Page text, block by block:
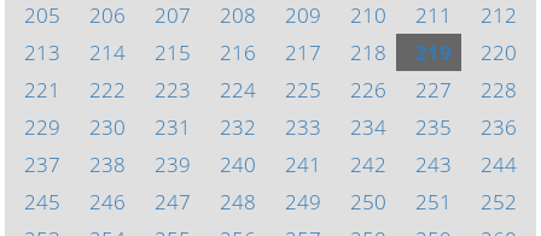
205
206 207 208 209 210 211
212
213
214 215 216 217 218 219
220
221
222 223 224 225 226 227
228
229
230 231 232 233 234 235
236
237
238 239 240 241 242 243
244
245
246 247 248 249 250 251
252